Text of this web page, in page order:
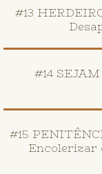
#13
#14
#15
Encolerizar